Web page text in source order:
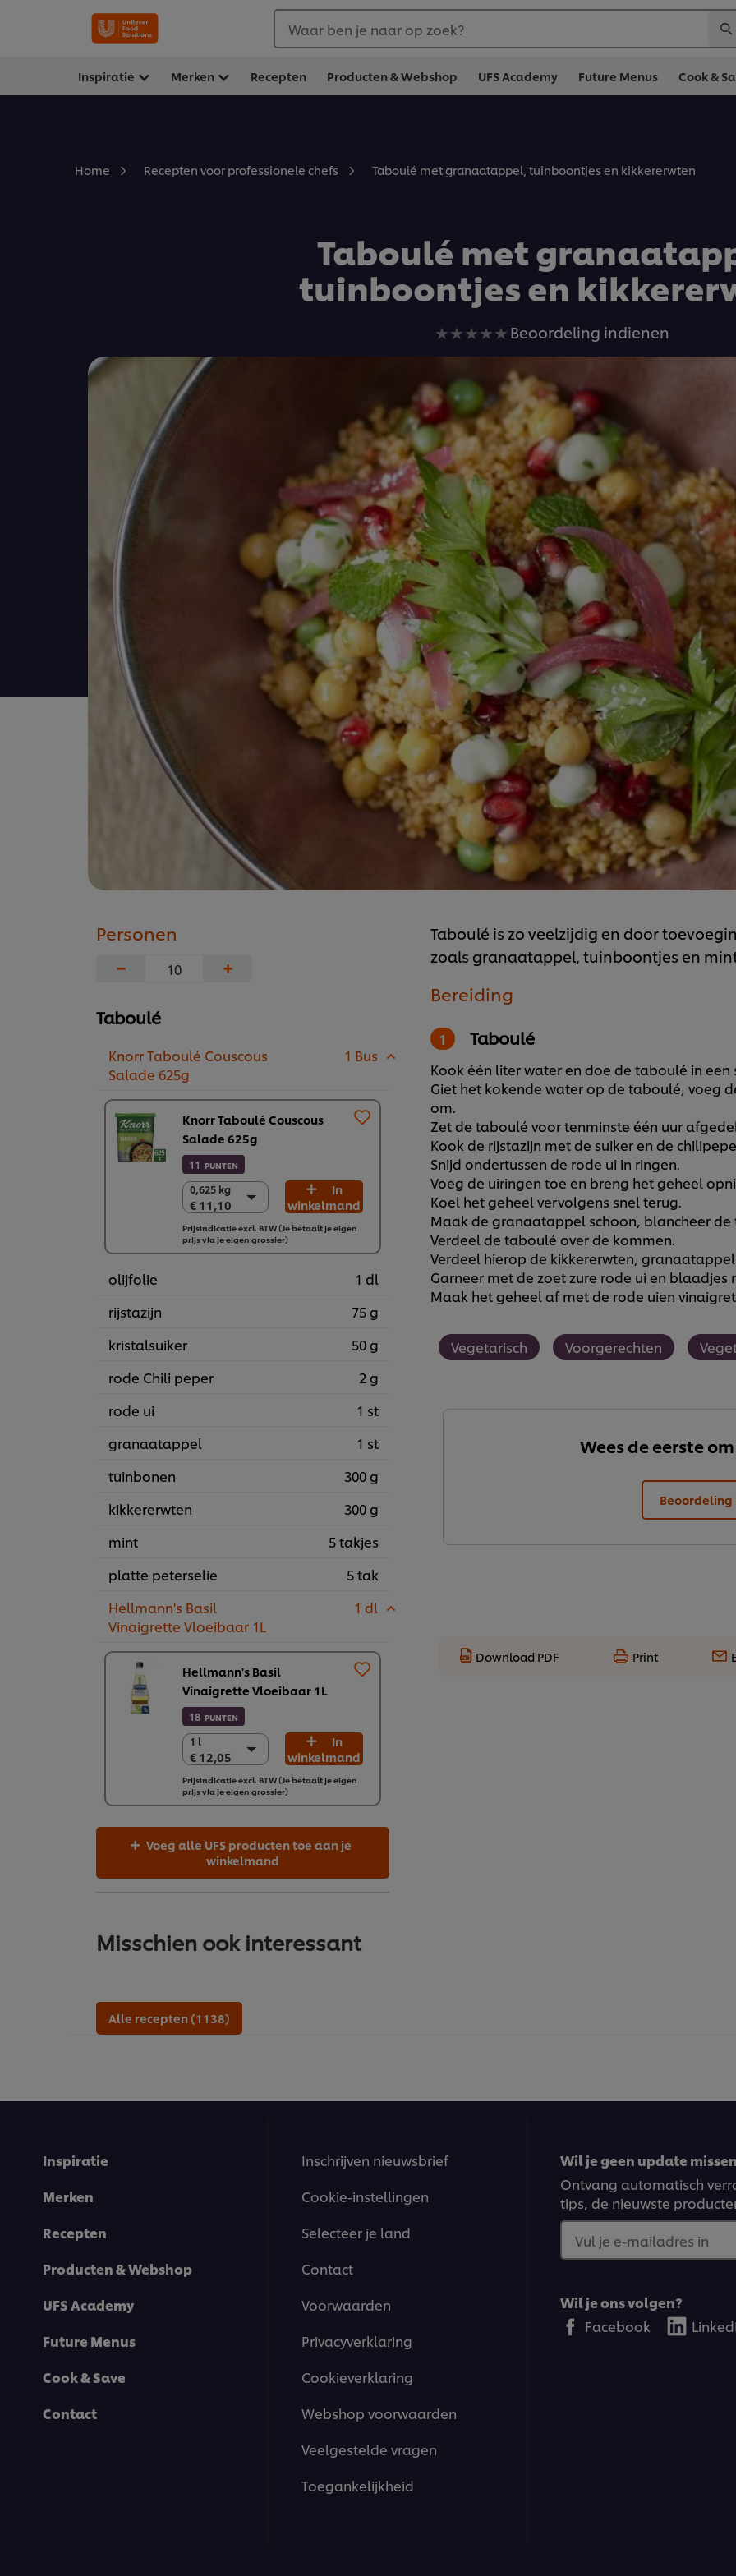
Waar ben je naar op zoek?
Inspiratie Merken Recepten Producten & Webshop UFS Academy Future Menus Cook &
Home Recepten voor professionele chefs Taboulé met granaatappel, tuinboontjes en kikkererwten
Taboulé met
tuinboontjes en
Geen
beoordelingen
voor
deze
recipe
Beoordeling indienen
Personen
−
+
Taboulé
Knorr Taboulé Couscous
Salade 625g
1 Bus
Knorr Taboulé Couscous
Salade 625g
11 PUNTEN
0,625 kg
€ 11,10
0,625 kg
€ 11,10
6 x 0,625 kg
€ 66,58
winkelmand
Prijsindicatie excl. BTW (Je betaalt je eigen
prijs via je eigen grossier)
olijfolie
1 dl
rijstazijn
75 g
kristalsuiker
50 g
rode Chili peper
2 g
rode ui
1 st
granaatappel
1 st
tuinbonen
300 g
kikkererwten
300 g
mint
5 takjes
platte peterselie
5 tak
Hellmann's Basil
Vinaigrette Vloeibaar 1L
1 dl
Hellmann's Basil
Vinaigrette Vloeibaar 1L
18 PUNTEN
1 l
€ 12,05
1 l
€ 12,05
6 x 1 L
€ 72,31
winkelmand
Prijsindicatie excl. BTW (Je betaalt je eigen
prijs via je eigen grossier)
winkelmand
Taboulé is zo veelzijdig en door
zoals granaatappel, tuinboontjes en
Bereiding
Taboulé
Kook één liter water en doe de taboulé in een
Giet het kokende water op de taboulé, voeg
om.
Zet de taboulé voor tenminste één uur
Kook de rijstazijn met de suiker en de
Snijd ondertussen de rode ui in ringen.
Voeg de uiringen toe en breng het geheel
Koel het geheel vervolgens snel terug.
Maak de granaatappel schoon, blancheer
Verdeel de taboulé over de kommen.
Verdeel hierop de kikkererwten,
Garneer met de zoet zure rode ui en blaadjes
Maak het geheel af met de rode uien
Vegetarisch Voorgerechten
Wees de eerste
Beoordeling
Download PDF Print
Misschien ook interessant
Alle recepten (1138)
Inspiratie
Merken
Recepten
Producten & Webshop
UFS Academy
Future Menus
Cook & Save
Contact
Inschrijven nieuwsbrief
Cookie-instellingen
Selecteer je land
Contact
Voorwaarden
Privacyverklaring
Cookieverklaring
Webshop voorwaarden
Veelgestelde vragen
Toegankelijkheid
Wil je geen update
Ontvang automatisch
tips, de nieuwste
Vul je e-mailadres in
Wil je ons volgen?
Facebook